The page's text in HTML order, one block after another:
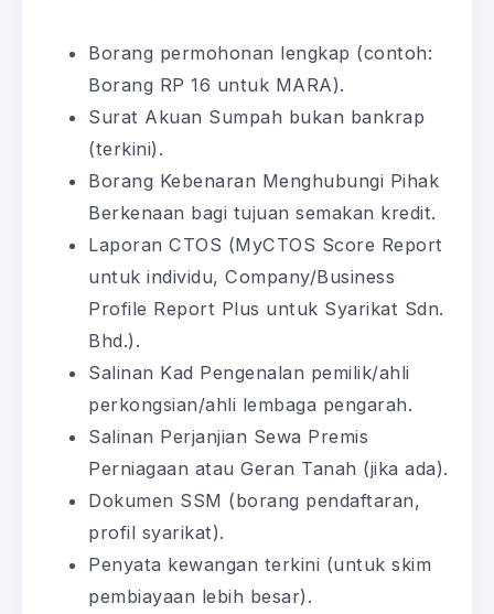
Borang permohonan lengkap (contoh:
Borang RP 16 untuk MARA).
Surat Akuan Sumpah bukan bankrap
(terkini).
Borang Kebenaran Menghubungi Pihak
Berkenaan bagi tujuan semakan kredit.
Laporan CTOS (MyCTOS Score Report
untuk individu, Company/Business
Profile Report Plus untuk Syarikat Sdn.
Bhd.).
Salinan Kad Pengenalan pemilik/ahli
perkongsian/ahli lembaga pengarah.
Salinan Perjanjian Sewa Premis
Perniagaan atau Geran Tanah (jika ada).
Dokumen SSM (borang pendaftaran,
profil syarikat).
Penyata kewangan terkini (untuk skim
pembiayaan lebih besar).